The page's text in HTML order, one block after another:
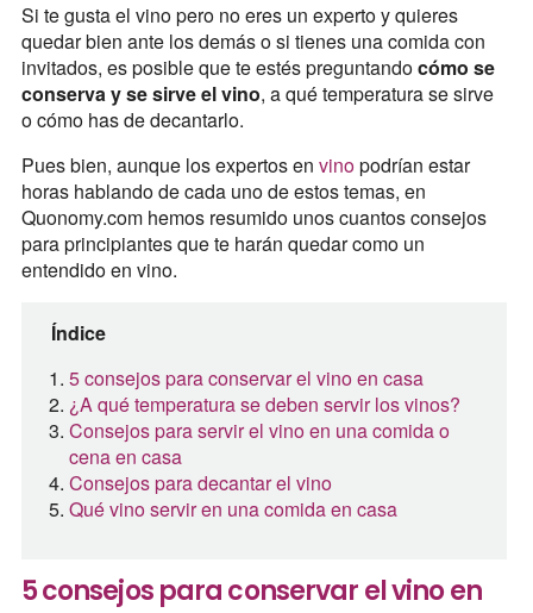
Si te gusta el vino pero no eres un experto y quieres
quedar bien ante los demás o si tienes una comida con
invitados, es posible que te estés preguntandocómo se
conserva y se sirve el vino, a qué temperatura se sirve
o cómo has de decantarlo.
Pues bien, aunque los expertos en vinopodrían estar
horas hablando de cada uno de estos temas, en
Quonomy.com hemos resumido unos cuantos consejos
para principiantes que te harán quedar como un
entendido en vino.
Índice
5 consejos para conservar el vino en casa
¿A qué temperatura se deben servir los vinos?
Consejos para servir el vino en una comida o
cena en casa
Consejos para decantar el vino
Qué vino servir en una comida en casa
5 consejos para conservar el vino en